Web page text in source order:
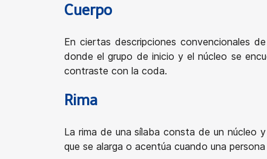
Cuerpo
En ciertas descripciones convencionales
donde el grupo de inicio y el núcleo se
contraste con la coda.
Rima
La rima de una sílaba consta de un núcleo
que se alarga o acentúa cuando una